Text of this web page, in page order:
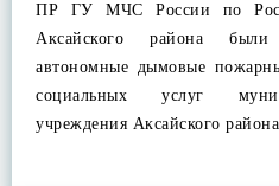
ПР ГУ МЧС России по
Аксайского района были
автономные дымовые
социальных услуг
учреждения Аксайского